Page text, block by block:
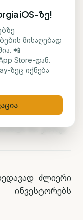
დაეცა
-
5 წთ კითხვა
ძლიერი
iOS-ზე!
მისაღებად
📲
Store-დან.
ზეც იქნება